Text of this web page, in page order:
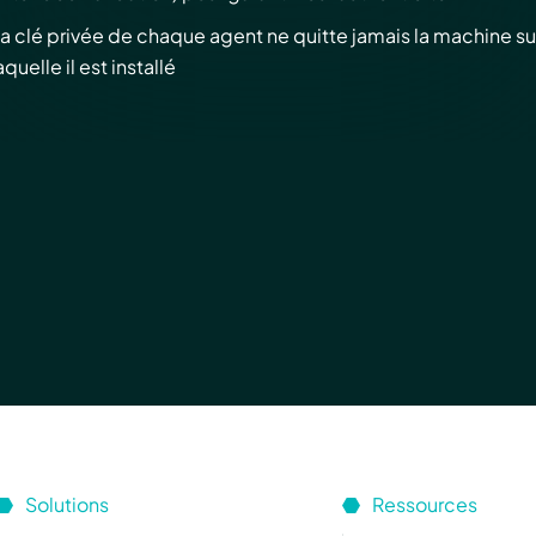
clé privée de chaque agent ne quitte jamais la machine
il est installé
Solutions Ressources